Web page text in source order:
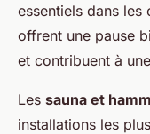
essentiels dans les
offrent une pause
et contribuent à
Les sauna et
installations les